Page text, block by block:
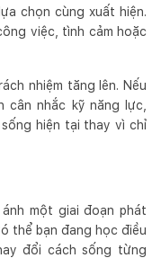
chọn cùng xuất hiện.
việc, tình cảm hoặc
nhiệm tăng lên. Nếu
nhắc kỹ năng lực,
hiện tại thay vì chỉ
một giai đoạn phát
thể bạn đang học điều
đổi cách sống từng